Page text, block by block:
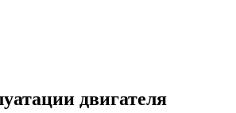
двигателя